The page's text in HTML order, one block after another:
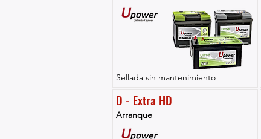
Sellada sin mantenimiento
D - Extra HD
Arranque